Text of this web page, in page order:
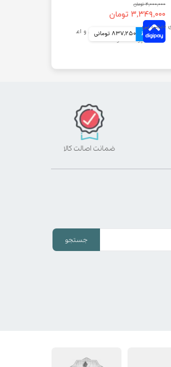
۴,۰۰۰,۰۰۰ تومان
۳,۳۴۹,۰۰۰ تومان
4 قسط 837,250 تومانی
ضمانت اصالت کالا
جستجو